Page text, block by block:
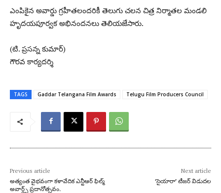
ఎంపికైన అవార్డు గ్రహీతలందరికీ తెలుగు చలన చిత్ర నిర్మాతల మండలి
హృదయపూర్వక అభినందనలు తెలియజేసారు.
(టి. ప్రసన్న కుమార్)
గౌరవ కార్యదర్శి
TAGS Gaddar Telangana Film Awards Telugu Film Producers Council
Previous article
అత్యంత వైభవంగా కళావేదిక ఎన్టీఆర్ ఫిల్మ్
అవార్డ్స్ ప్రదానోత్సవం.
Next article
‘సైయారా’ టీజర్‌ విడుదల